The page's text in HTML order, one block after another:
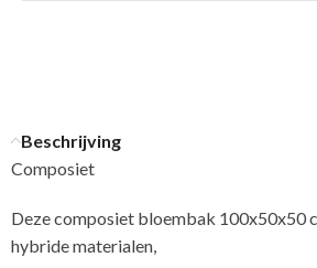
Beschrijving
Composiet
Deze composiet bloembak 100x50x50
hybride materialen,